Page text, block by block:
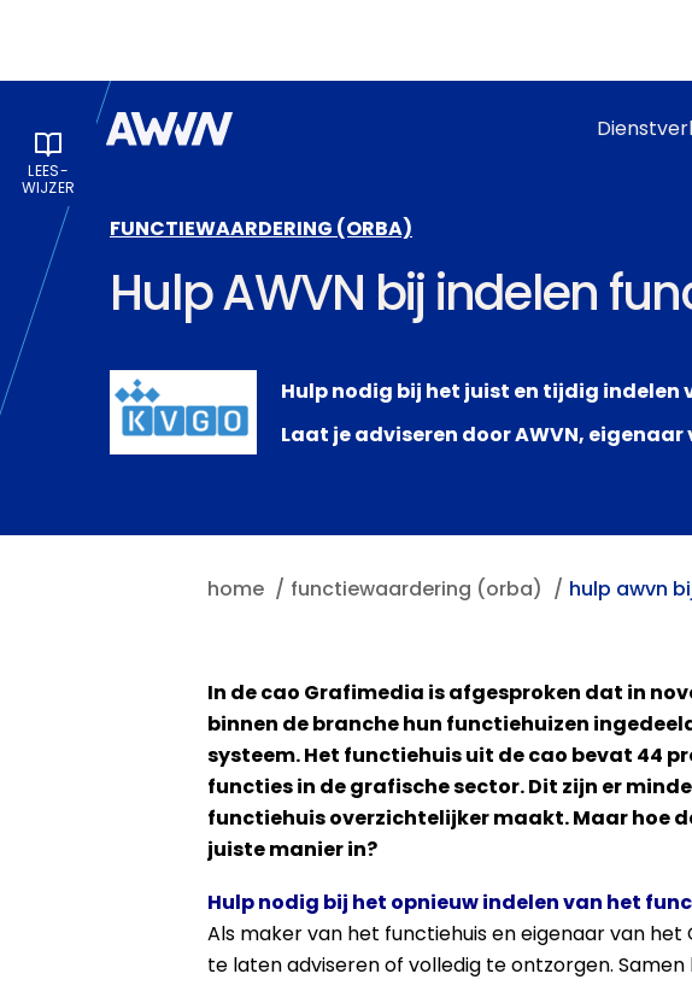
FUNCTIEWAARDERING (ORBA)
Hulp AWVN bij indelen
Hulp nodig bij het juist en tijdig indelen
Laat je adviseren door AWVN,
home functiewaardering (orba) hulp awvn
LEES­
WIJZER
In de cao Grafimedia is afgesproken dat in
binnen de branche hun functiehuizen
systeem. Het functiehuis uit de cao bevat 44
functies in de grafische sector. Dit zijn er
functiehuis overzichtelijker maakt. Maar hoe
juiste manier in?
Hulp nodig bij het opnieuw indelen van het
Als maker van het functiehuis en eigenaar van het
te laten adviseren of volledig te ontzorgen.